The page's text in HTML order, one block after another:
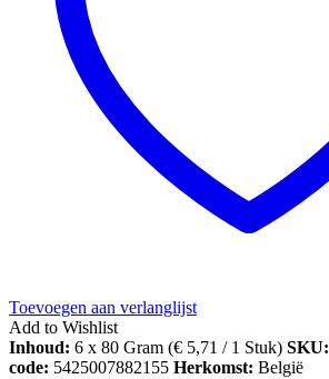
Toevoegen aan verlanglijst
Add to Wishlist
Inhoud: 6 x 80 Gram (€ 5,71 / 1 Stuk) SKU:
code: 5425007882155 Herkomst: België